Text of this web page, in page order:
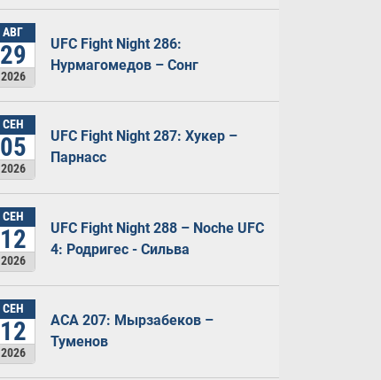
АВГ
29
2026
UFC Fight Night 286:
Нурмагомедов – Сонг
СЕН
05
2026
UFC Fight Night 287: Хукер –
Парнасс
СЕН
12
2026
UFC Fight Night 288 – Noche UFC
4: Родригес - Сильва
СЕН
12
2026
ACA 207: Мырзабеков –
Туменов